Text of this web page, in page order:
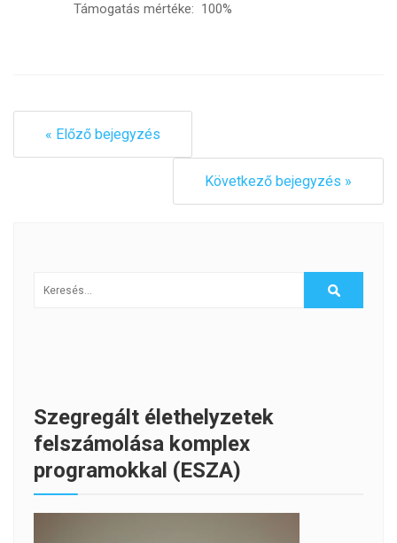
Támogatás mértéke: 100%
« Előző bejegyzés
Következő bejegyzés »
Szegregált élethelyzetek
felszámolása komplex
programokkal (ESZA)